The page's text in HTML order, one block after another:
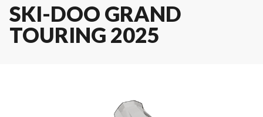
SKI-DOO GRAND
TOURING 2025